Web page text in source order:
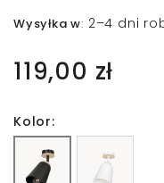
Wysyłka w: 2–4 dni
119,00 zł
Kolor: